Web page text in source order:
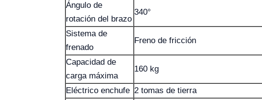
Ángulo de
rotación del brazo
340°
Sistema de
frenado
Freno de fricción
Capacidad de
carga máxima
160 kg
Eléctrico enchufe 2 tomas de tierra